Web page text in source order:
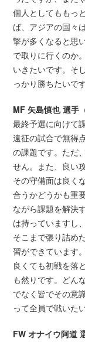
個人としてももっ
ば、アジアの国々
撃が多くなると思
で取りに行くのか
いきたいです。そ
っかり勝ちたいです
MF 矢島慎也 選手
最終予選に向けて
遠征の試合で無得
の課題です。ただ
せん。また、良い
その守備面は良く
合うかどうかも重
ながら課題を解決
は持っていますし
そこまで張り詰め
習ができています
良くても初戦を落
も然りです。どん
でなく皆でその意
って全員で戦いた
FW オナイウ阿道